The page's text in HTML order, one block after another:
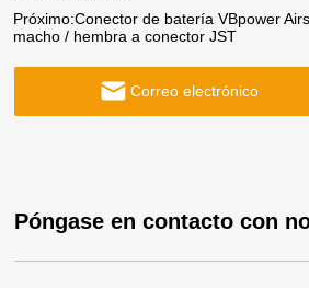
Próximo:Conector de batería VBpower
macho / hembra a conector JST
Correo electrónico
Póngase en contacto con